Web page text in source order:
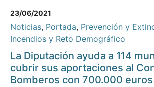
23/06/2021
Noticias, Portada, Prevención y
Incendios y Reto Demográfico
La Diputación ayuda a 114
cubrir sus aportaciones al
Bomberos con 700.000 euros